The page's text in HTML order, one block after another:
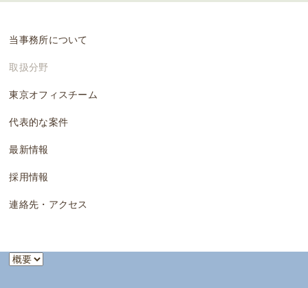
当事務所について
取扱分野
東京オフィスチーム
代表的な案件
最新情報
採用情報
連絡先・アクセス